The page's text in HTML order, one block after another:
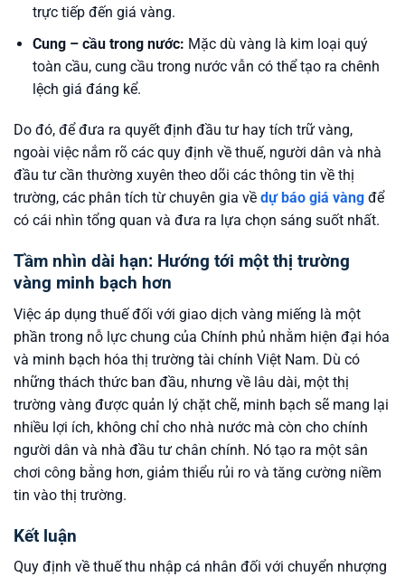
trực tiếp đến giá vàng.
Cung – cầu trong nước: Mặc dù vàng là kim loại quý
toàn cầu, cung cầu trong nước vẫn có thể tạo ra chênh
lệch giá đáng kể.
Do đó, để đưa ra quyết định đầu tư hay tích trữ vàng,
ngoài việc nắm rõ các quy định về thuế, người dân và nhà
đầu tư cần thường xuyên theo dõi các thông tin về thị
trường, các phân tích từ chuyên gia về dự báo giá vàng để
có cái nhìn tổng quan và đưa ra lựa chọn sáng suốt nhất.
Tầm nhìn dài hạn: Hướng tới một thị trường
vàng minh bạch hơn
Việc áp dụng thuế đối với giao dịch vàng miếng là một
phần trong nỗ lực chung của Chính phủ nhằm hiện đại hóa
và minh bạch hóa thị trường tài chính Việt Nam. Dù có
những thách thức ban đầu, nhưng về lâu dài, một thị
trường vàng được quản lý chặt chẽ, minh bạch sẽ mang lại
nhiều lợi ích, không chỉ cho nhà nước mà còn cho chính
người dân và nhà đầu tư chân chính. Nó tạo ra một sân
chơi công bằng hơn, giảm thiểu rủi ro và tăng cường niềm
tin vào thị trường.
Kết luận
Quy định về thuế thu nhập cá nhân đối với chuyển nhượng